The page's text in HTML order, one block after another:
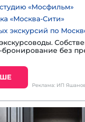
«Мосфильм»
«Москва-Сити»
экскурсий по
без
Реклама: ИП